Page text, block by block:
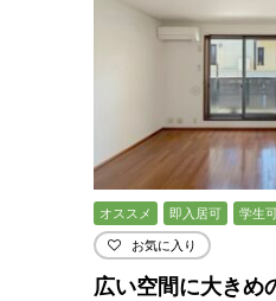
オススメ 即入居可 学生
お気に入り
広い空間に大きめ